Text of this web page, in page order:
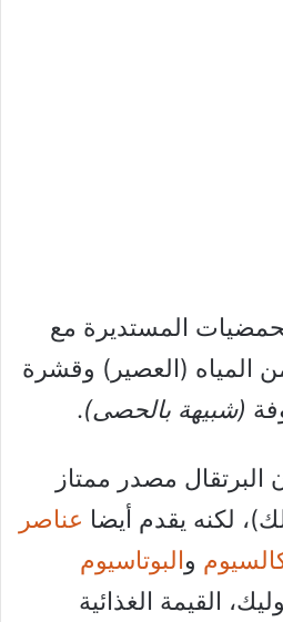
المستديرة مع
المياه (العصير) وقشرة
(شبيهة بالحصى).
البرتقال مصدر ممتاز
عناصر
والبوتاسيوم
القيمة الغذائية